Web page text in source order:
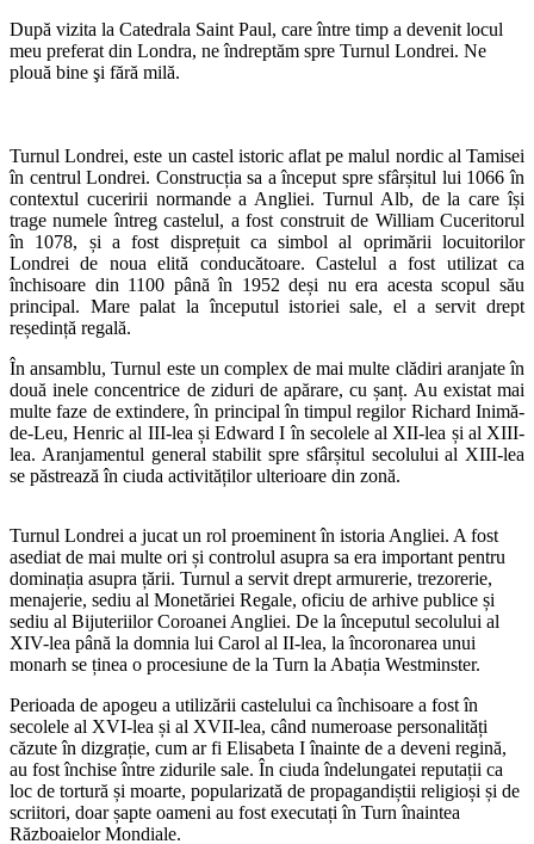
După vizita la Catedrala Saint Paul, care între timp a devenit locul
meu preferat din Londra, ne îndreptăm spre Turnul Londrei. Ne
plouă bine şi fără milă.
Turnul Londrei, este un castel istoric aflat pe malul nordic al Tamisei
în centrul Londrei. Construcția sa a început spre sfârșitul lui 1066 în
contextul cuceririi normande a Angliei. Turnul Alb, de la care își
trage numele întreg castelul, a fost construit de William Cuceritorul
în 1078, și a fost disprețuit ca simbol al oprimării locuitorilor
Londrei de noua elită conducătoare. Castelul a fost utilizat ca
închisoare din 1100 până în 1952 deși nu era acesta scopul său
principal. Mare palat la începutul istoriei sale, el a servit drept
reședință regală.
În ansamblu, Turnul este un complex de mai multe clădiri aranjate în
două inele concentrice de ziduri de apărare, cu șanț. Au existat mai
multe faze de extindere, în principal în timpul regilor Richard Inimă-
de-Leu, Henric al III-lea și Edward I în secolele al XII-lea și al XIII-
lea. Aranjamentul general stabilit spre sfârșitul secolului al XIII-lea
se păstrează în ciuda activităților ulterioare din zonă.
Turnul Londrei a jucat un rol proeminent în istoria Angliei. A fost
asediat de mai multe ori și controlul asupra sa era important pentru
dominația asupra țării. Turnul a servit drept armurerie, trezorerie,
menajerie, sediu al Monetăriei Regale, oficiu de arhive publice și
sediu al Bijuteriilor Coroanei Angliei. De la începutul secolului al
XIV-lea până la domnia lui Carol al II-lea, la încoronarea unui
monarh se ținea o procesiune de la Turn la Abația Westminster.
Perioada de apogeu a utilizării castelului ca închisoare a fost în
secolele al XVI-lea și al XVII-lea, când numeroase personalități
căzute în dizgrație, cum ar fi Elisabeta I înainte de a deveni regină,
au fost închise între zidurile sale. În ciuda îndelungatei reputații ca
loc de tortură și moarte, popularizată de propagandiștii religioși și de
scriitori, doar șapte oameni au fost executați în Turn înaintea
Războaielor Mondiale.